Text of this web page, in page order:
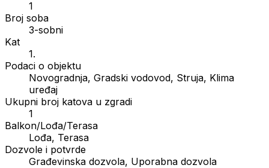
1
Broj soba
3-sobni
Kat
1.
Podaci o objektu
Novogradnja, Gradski vodovod, Struja, Klima
uređaj
Ukupni broj katova u zgradi
1
Balkon/Lođa/Terasa
Lođa, Terasa
Dozvole i potvrde
Građevinska dozvola, Uporabna dozvola